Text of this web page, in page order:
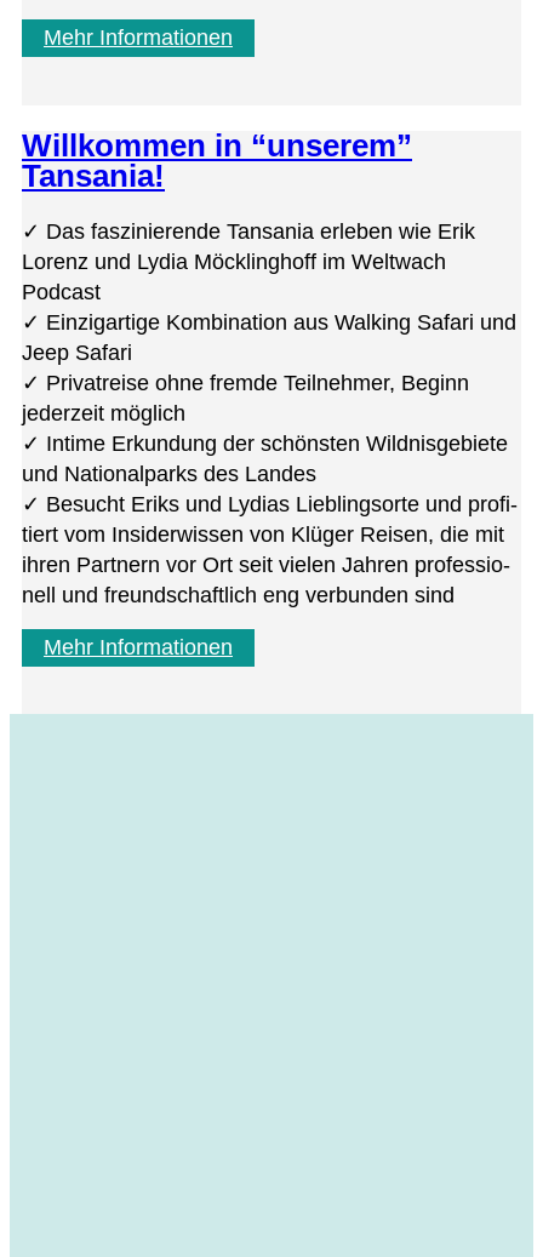
Mehr Informationen
Willkommen in “unserem”
Tansania!
✓ Das fas­zi­nie­rende Tan­sa­nia erle­ben wie Erik
Lorenz und Lydia Möck­ling­hoff im Welt­wach
Podcast
✓ Ein­zig­ar­tige Kom­bi­na­tion aus Wal­king Safari und
Jeep Safari
✓ Pri­vat­reise ohne fremde Teil­neh­mer, Beginn
jeder­zeit möglich
✓ Intime Erkun­dung der schöns­ten Wild­nis­ge­biete
und Natio­nal­parks des Landes
✓ Besucht Eriks und Lydias Lieb­lings­orte und pro­fi­
tiert vom Insi­der­wis­sen von Klü­ger Rei­sen, die mit
ihren Part­nern vor Ort seit vie­len Jah­ren pro­fes­sio­
nell und freund­schaft­lich eng ver­bun­den sind
Mehr Informationen